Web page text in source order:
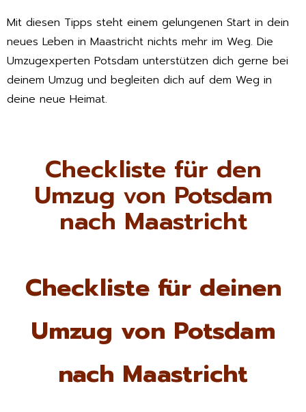
Mit diesen Tipps steht einem gelungenen Start in dein
neues Leben in Maastricht nichts mehr im Weg. Die
Umzugexperten Potsdam unterstützen dich gerne bei
deinem Umzug und begleiten dich auf dem Weg in
deine neue Heimat.
Checkliste für den
Umzug von Potsdam
nach Maastricht
Checkliste für deinen
Umzug von Potsdam
nach Maastricht